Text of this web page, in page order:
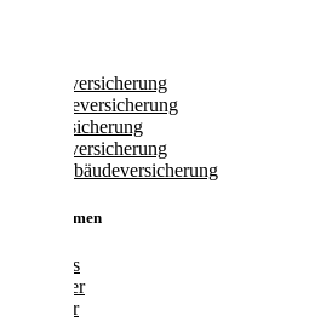
Fahrradversicherung
Gewerbeversicherung
Glasversicherung
Hausratversicherung
Wohngebäudeversicherung
Unternehmen
Über uns
Vermittler
Ratgeber